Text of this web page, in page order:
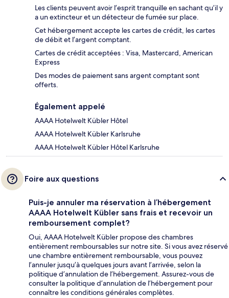
Les clients peuvent avoir l’esprit tranquille en sachant qu’il y
a un extincteur et un détecteur de fumée sur place.
Cet hébergement accepte les cartes de crédit, les cartes
de débit et l’argent comptant.
Cartes de crédit acceptées : Visa, Mastercard, American
Express
Des modes de paiement sans argent comptant sont
offerts.
Également appelé
AAAA Hotelwelt Kübler Hôtel
AAAA Hotelwelt Kübler Karlsruhe
AAAA Hotelwelt Kübler Hôtel Karlsruhe
Foire aux questions
Puis-je annuler ma réservation à l’hébergement
AAAA Hotelwelt Kübler sans frais et recevoir un
remboursement complet?
Oui, AAAA Hotelwelt Kübler propose des chambres
entièrement remboursables sur notre site. Si vous avez réservé
une chambre entièrement remboursable, vous pouvez
l’annuler jusqu’à quelques jours avant l’arrivée, selon la
politique d’annulation de l’hébergement. Assurez-vous de
consulter la politique d’annulation de l’hébergement pour
connaître les conditions générales complètes.